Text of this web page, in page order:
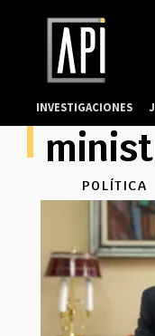
POLÍTICA
INVESTIGACIONES